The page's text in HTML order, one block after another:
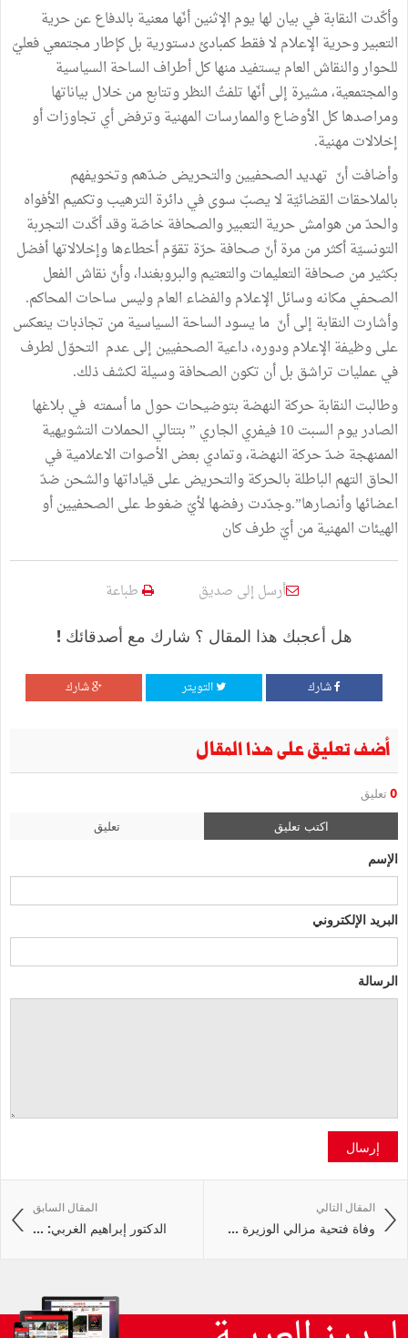
وأكّدت النقابة في بيان لها يوم الإثنين أنّها معنية بالدفاع عن حرية
التعبير وحرية الإعلام لا فقط كمبادئ دستورية بل كإطار مجتمعي فعليّ
للحوار والنقاش العام يستفيد منها كل أطراف الساحة السياسية
والمجتمعية، مشيرة إلى أنّها تلفتُ النظر وتتابع من خلال بياناتها
ومراصدها كل الأوضاع والممارسات المهنية وترفض أي تجاوزات أو
إخلالات مهنية.
وأضافت أنّ تهديد الصحفيين والتحريض ضدّهم وتخويفهم
بالملاحقات القضائيّة لا يصبّ سوى في دائرة الترهيب وتكميم الأفواه
والحدّ من هوامش حرية التعبير والصحافة خاصّة وقد أكّدت التجربة
التونسيّة أكثر من مرة أنّ صحافة حرّة تقوّم أخطاءها وإخلالاتها أفضل
بكثير من صحافة التعليمات والتعتيم والبروبغندا، وأنّ نقاش الفعل
الصحفي مكانه وسائل الإعلام والفضاء العام وليس ساحات المحاكم.
وأشارت النقابة إلى أنّ ما يسود الساحة السياسية من تجاذبات ينعكس
على وظيفة الإعلام ودوره، داعية الصحفيين إلى عدم التحوّل لطرف
في عمليات تراشق بل أن تكون الصحافة وسيلة لكشف ذلك.
وطالبت النقابة حركة النهضة بتوضيحات حول ما أسمته في بلاغها
الصادر يوم السبت 10 فيفري الجاري ” بتتالي الحملات التشويهية
الممنهجة ضدّ حركة النهضة، وتمادي بعض الأصوات الاعلامية في
الحاق التهم الباطلة بالحركة والتحريض على قياداتها والشحن ضدّ
اعضائها وأنصارها”.وجدّدت رفضها لأيّ ضغوط على الصحفيين أو
الهيئات المهنية من أيّ طرف كان
أرسل إلى صديق طباعة
هل أعجبك هذا المقال ؟ شارك مع أصدقائك !
شارك التويتر شارك
أضف تعليق على هذا المقال
0 تعليق
اكتب تعليق تعليق
الإسم
البريد الإلكتروني
الرسالة
إرسال
المقال السابق
الدكتور إبراهيم الغربي: ...
المقال التالي
وفاة فتحية مزالي الوزيرة ...